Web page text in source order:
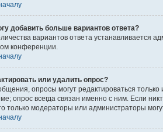
добавить больше вариантов ответа?
вариантов ответа устанавливается
конференции.
или удалить опрос?
опросы могут редактироваться
опрос всегда связан именно с ним. Если
только модераторы или администраторы